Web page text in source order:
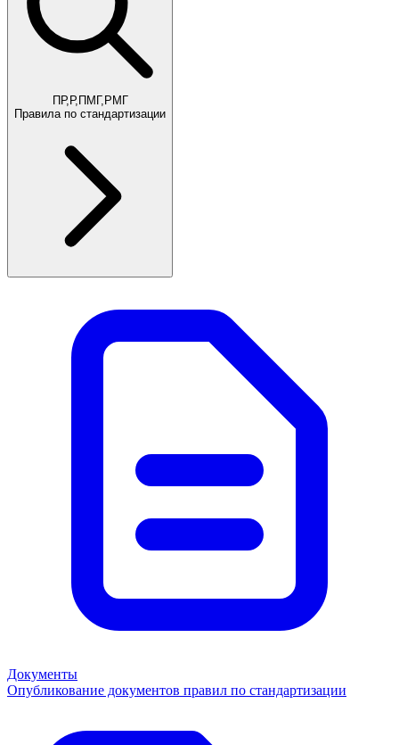
ПР,Р,ПМГ,РМГ
Правила по стандартизации
Документы
Опубликование документов правил по стандартизации